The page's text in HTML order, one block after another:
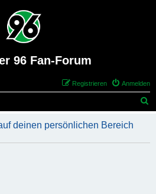
96 Fan-Forum
Anmelden
Registrieren
h
deinen persönlichen Bereich